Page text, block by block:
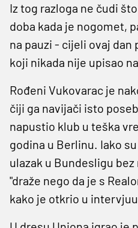
Iz tog razloga ne čudi
doba kada je nogomet,
na pauzi - cijeli ovaj
koji nikada nije upisao
Rođeni Vukovarac je
čiji ga navijači isto
napustio klub u teška
godina u Berlinu. Iako
ulazak u Bundesligu
"draže nego da je s
kako je otkrio u